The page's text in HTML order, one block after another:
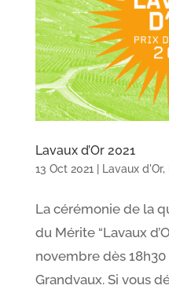
Lavaux d’Or 2021
13 Oct 2021| Lavaux d'Or,
La cérémonie de la
du Mérite “Lavaux
novembre dès
Grandvaux. Si vous